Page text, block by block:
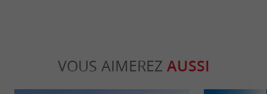
VOUS AIMEREZ AUSSI